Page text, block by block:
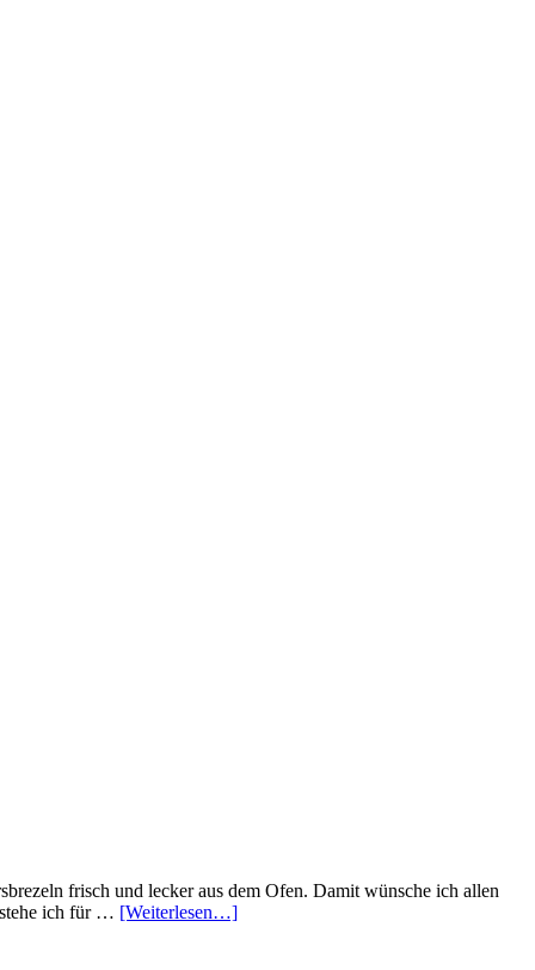
frisch und lecker aus dem Ofen. Damit wünsche ich allen
stehe ich für … [Weiterlesen…]